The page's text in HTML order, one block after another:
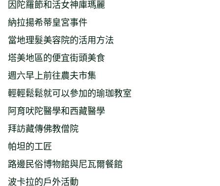
因陀羅節和活女神庫瑪麗
納拉揚希蒂皇宮事件
當地理髮美容院的活用方法
塔美地區的便宜街頭美食
週六早上前往農夫市集
輕輕鬆鬆就可以參加的瑜珈教室
阿育吠陀醫學和西藏醫學
拜訪藏傳佛教僧院
帕坦的工匠
路邊民俗博物館與尼瓦爾餐館
波卡拉的戶外活動